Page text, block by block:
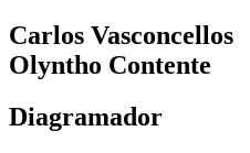
Carlos Vasconcellos
Olyntho Contente
Diagramador